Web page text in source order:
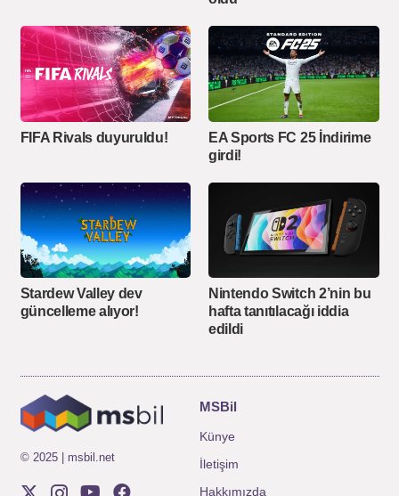
FIFA Rivals duyuruldu!
EA Sports FC 25 İndirime
girdi!
Stardew Valley dev
güncelleme alıyor!
Nintendo Switch 2’nin bu
hafta tanıtılacağı iddia
edildi
© 2025 | msbil.net
MSBil
Künye
İletişim
Hakkımızda